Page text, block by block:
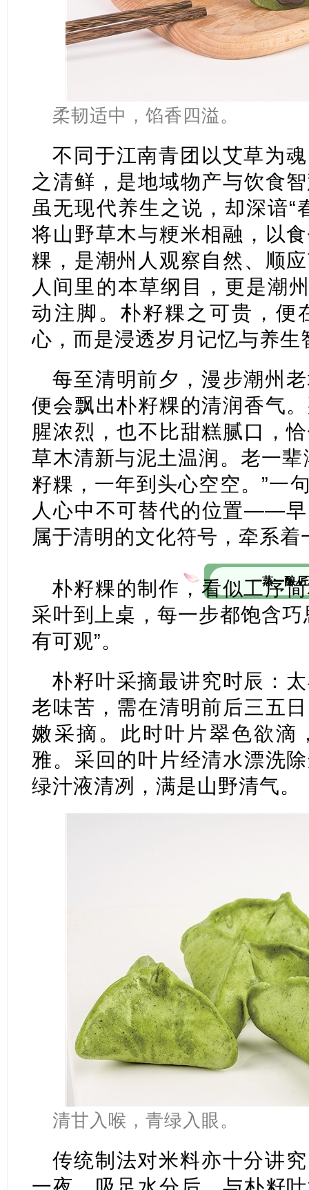
柔韧适中，馅香四溢。
不同于江南青团以艾草为
之清鲜，是地域物产与饮食
虽无现代养生之说，却深谙“
将山野草木与粳米相融，以
粿，是潮州人观察自然、顺
人间里的本草纲目，更是潮
动注脚。朴籽粿之可贵，便
心，而是浸透岁月记忆与养生
每至清明前夕，漫步潮州
便会飘出朴籽粿的清润香气
腥浓烈，也不比甜糕腻口，
草木清新与泥土温润。老一
籽粿，一年到头心空空。”一
人心中不可替代的位置——
属于清明的文化符号，牵系
一蒸一酿
朴籽粿的制作，看似工序
采叶到上桌，每一步都饱含
有可观”。
朴籽叶采摘最讲究时辰：
老味苦，需在清明前后三五
嫩采摘。此时叶片翠色欲滴
雅。采回的叶片经清水漂洗
绿汁液清冽，满是山野清气。
清甘入喉，青绿入眼。
传统制法对米料亦十分讲